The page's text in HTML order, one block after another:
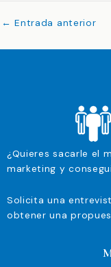
← Entrada anterior
¿Quieres sacarle el
marketing y
Solicita una
obtener una